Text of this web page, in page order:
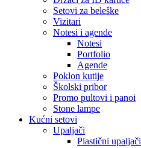
Setovi za beleške
Vizitari
Notesi i agende
Notesi
Portfolio
Agende
Poklon kutije
Školski pribor
Promo pultovi i panoi
Stone lampe
Kućni setovi
Upaljači
Plastični upaljači